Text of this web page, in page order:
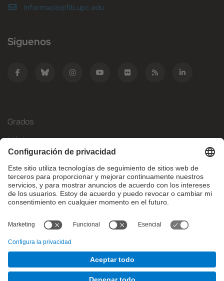
informacio@fib.upc.edu
Síguenos
Grados
Másteres
Movilidad Internacional
Investigación
Empresa
¿Qué necesitas?
© Facultat d'Informàtica de Barcelona - Universitat Politècnica